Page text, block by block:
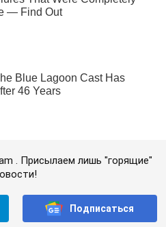
. Присылаем лишь "горящие"
Подписаться